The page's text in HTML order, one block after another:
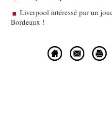
Liverpool intéressé par un
Bordeaux !